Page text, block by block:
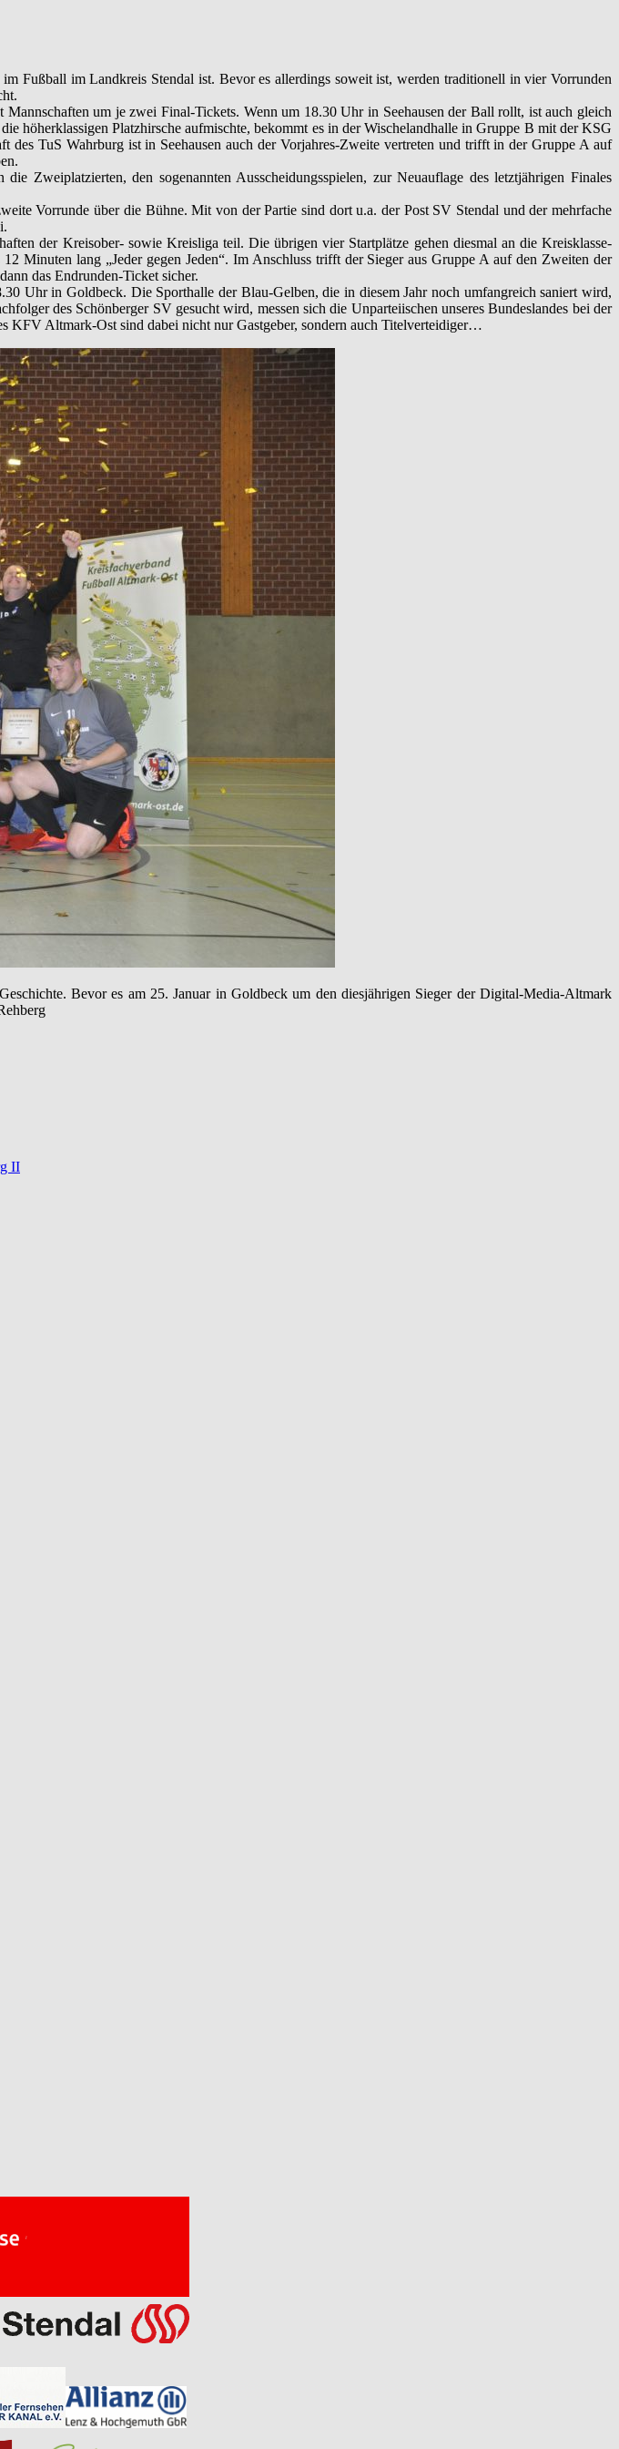
Fußball im Landkreis Stendal ist. Bevor es allerdings soweit ist, werden traditionell in vier Vorrunden
um je zwei Final-Tickets. Wenn um 18.30 Uhr in Seehausen der Ball rollt, ist auch gleich
höherklassigen Platzhirsche aufmischte, bekommt es in der Wischelandhalle in Gruppe B mit der KSG
TuS Wahrburg ist in Seehausen auch der Vorjahres-Zweite vertreten und trifft in der Gruppe A auf
Zweiplatzierten, den sogenannten Ausscheidungsspielen, zur Neuauflage des letztjährigen Finales
Vorrunde über die Bühne. Mit von der Partie sind dort u.a. der Post SV Stendal und der mehrfache
der Kreisober- sowie Kreisliga teil. Die übrigen vier Startplätze gehen diesmal an die Kreisklasse-
Minuten lang „Jeder gegen Jeden“. Im Anschluss trifft der Sieger aus Gruppe A auf den Zweiten der
das Endrunden-Ticket sicher.
Uhr in Goldbeck. Die Sporthalle der Blau-Gelben, die in diesem Jahr noch umfangreich saniert wird,
des Schönberger SV gesucht wird, messen sich die Unparteiischen unseres Bundeslandes bei der
KFV Altmark-Ost sind dabei nicht nur Gastgeber, sondern auch Titelverteidiger…
Bevor es am 25. Januar in Goldbeck um den diesjährigen Sieger der Digital-Media-Altmark
II